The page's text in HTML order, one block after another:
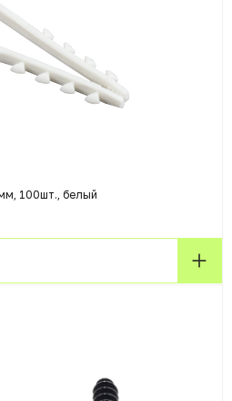
100шт., белый